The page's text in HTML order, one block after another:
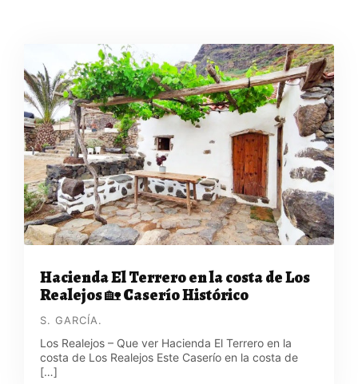
Hacienda El Terrero en la costa de Los
Realejos 🏡 Caserío Histórico
S. GARCÍA.
Los Realejos – Que ver Hacienda El Terrero en la
costa de Los Realejos Este Caserío en la costa de
[…]